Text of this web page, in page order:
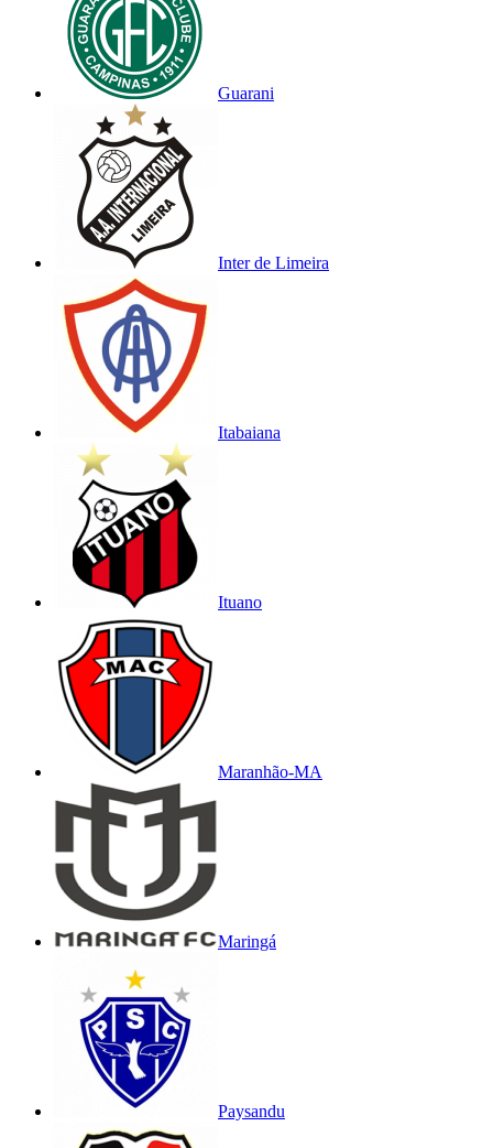
Guarani
Inter de Limeira
Itabaiana
Ituano
Maranhão-MA
Maringá
Paysandu